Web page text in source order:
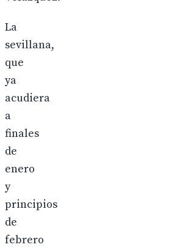
La
sevillana,
que
ya
acudiera
a
finales
de
enero
y
principios
de
febrero